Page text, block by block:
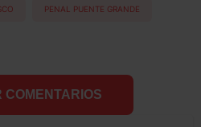
PENAL PUENTE GRANDE
COMENTARIOS